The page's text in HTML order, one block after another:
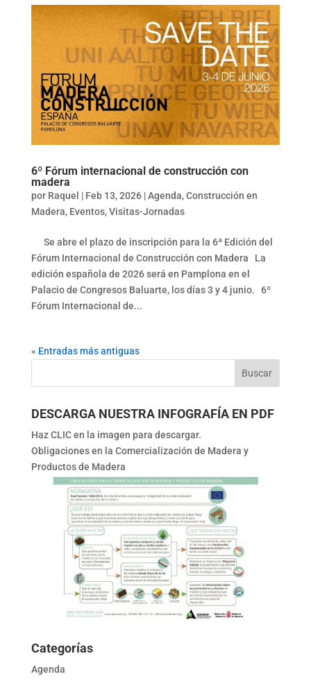
6º Fórum internacional de construcción con
madera
por Raquel | Feb 13, 2026|Agenda,Construcción en
Madera, Eventos,Visitas-Jornadas
Se abre el plazo de inscripción para la 6ª Edición del
Fórum Internacional de Construcción con Madera La
edición española de 2026 será en Pamplona en el
Palacio de Congresos Baluarte, los días 3 y 4 junio. 6º
Fórum Internacional de...
« Entradas más antiguas
DESCARGA NUESTRA INFOGRAFÍA EN PDF
Haz CLIC en la imagen para descargar.
Obligaciones en la Comercialización de Madera y
Productos de Madera
Categorías
Agenda